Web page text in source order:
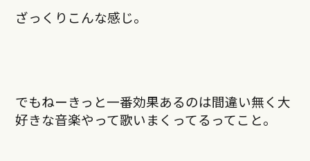
ざっくりこんな感じ。
でもねーきっと一番効果あるのは間違い無く大
好きな音楽やって歌いまくってるってこと。